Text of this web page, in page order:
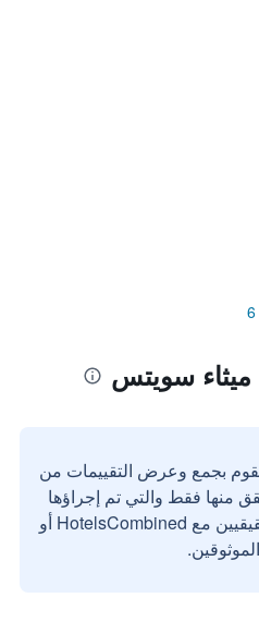
سويتس
بجمع وعرض التقييمات من
منها فقط والتي تم إجراؤها
بواسطة مستخدمين حقيقيين مع HotelsCombined أو